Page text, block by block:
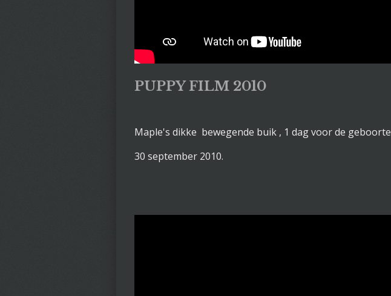
PUPPY FILM 2010
Maple's dikke bewegende buik , 1 dag voor de geboorte
30 september 2010.